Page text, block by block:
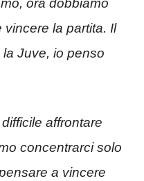
ora dobbiamo
la partita. Il
Juve, io penso
difficile affrontare
concentrarci solo
a vincere